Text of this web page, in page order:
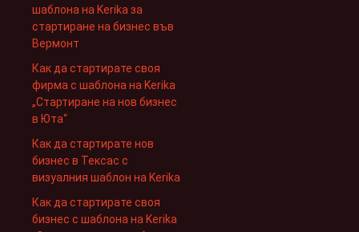
шаблона на Kerika за
стартиране на бизнес във
Вермонт
Как да стартирате своя
фирма с шаблона на Kerika
„Стартиране на нов бизнес
в Юта“
Как да стартирате нов
бизнес в Тексас с
визуалния шаблон на Kerika
Как да стартирате своя
бизнес с шаблона на Kerika